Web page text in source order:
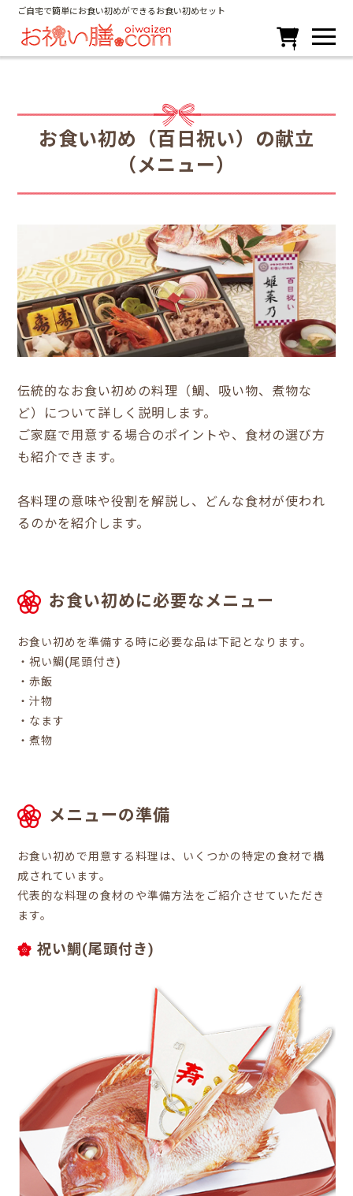
ご自宅で簡単にお食い初めができるお食い初めセット

お食い初め（百日祝い）の献立
（メニュー）
伝統的なお食い初めの料理（鯛、吸い物、煮物な
ど）について詳しく説明します。
ご家庭で用意する場合のポイントや、食材の選び方
も紹介できます。
各料理の意味や役割を解説し、どんな食材が使われ
るのかを紹介します。
お食い初めに必要なメニュー
お食い初めを準備する時に必要な品は下記となります。
・祝い鯛(尾頭付き)
・赤飯
・汁物
・なます
・煮物
メニューの準備
お食い初めで用意する料理は、いくつかの特定の食材で構
成されています。
代表的な料理の食材のや準備方法をご紹介させていただき
ます。
祝い鯛(尾頭付き)